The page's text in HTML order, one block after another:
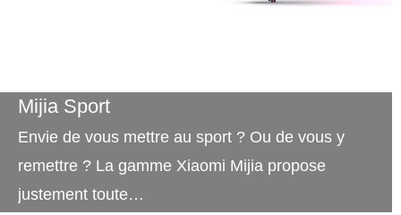
Mijia Sport
Envie de vous mettre au sport ? Ou de vous y
remettre ? La gamme Xiaomi Mijia propose
justement toute…